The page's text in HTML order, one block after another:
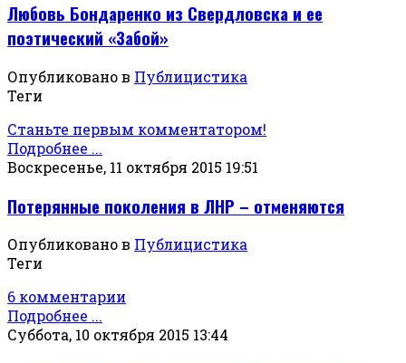
Любовь Бондаренко из Свердловска и ее
поэтический «Забой»
Опубликовано в Публицистика
Теги
Станьте первым комментатором!
Подробнее ...
Воскресенье, 11 октября 2015 19:51
Потерянные поколения в ЛНР – отменяются
Опубликовано в Публицистика
Теги
6 комментарии
Подробнее ...
Суббота, 10 октября 2015 13:44